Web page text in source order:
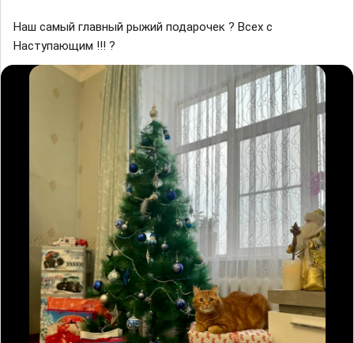
Наш самый главный рыжий подарочек ? Всех с
Наступающим !!! ?